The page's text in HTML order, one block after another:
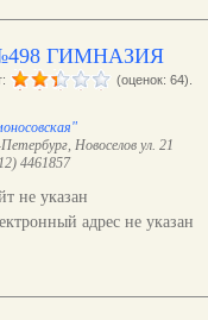
ГИМНАЗИЯ
(оценок: 64).
Новоселов ул. 21
4461857
не указан
адрес не указан